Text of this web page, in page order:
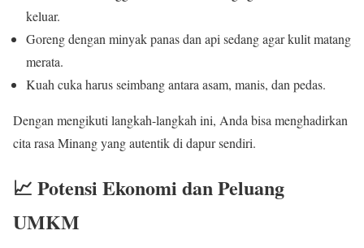
keluar.
Goreng dengan minyak panas dan api sedang agar kulit matang
merata.
Kuah cuka harus seimbang antara asam, manis, dan pedas.
Dengan mengikuti langkah-langkah ini, Anda bisa menghadirkan
cita rasa Minang yang autentik di dapur sendiri.
📈 Potensi Ekonomi dan Peluang
UMKM